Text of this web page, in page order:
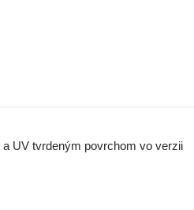
UV tvrdeným povrchom vo verzii